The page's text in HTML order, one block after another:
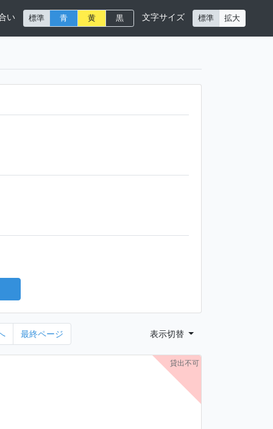
い 標準 青 黄 黒 文字サイズ 標準 拡大
最終ページ 表示切替
貸出不可